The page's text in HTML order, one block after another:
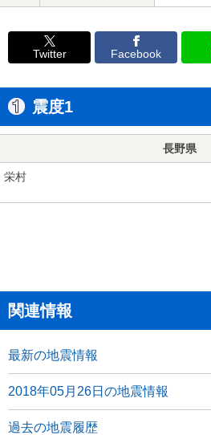
Twitter Facebook
震度1
長野県
栄村
関連情報
最新の地震情報
2018年05月26日の地震情報
過去の地震履歴